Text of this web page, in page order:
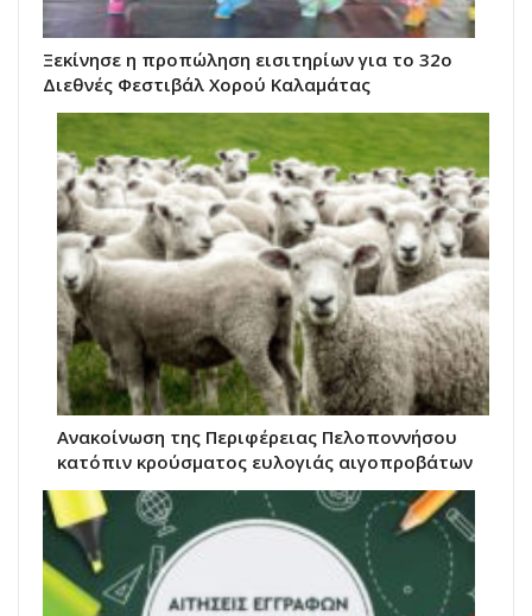
Ξεκίνησε η προπώληση εισιτηρίων για το 32ο
Διεθνές Φεστιβάλ Χορού Καλαμάτας
Ανακοίνωση της Περιφέρειας Πελοποννήσου
κατόπιν κρούσματος ευλογιάς αιγοπροβάτων